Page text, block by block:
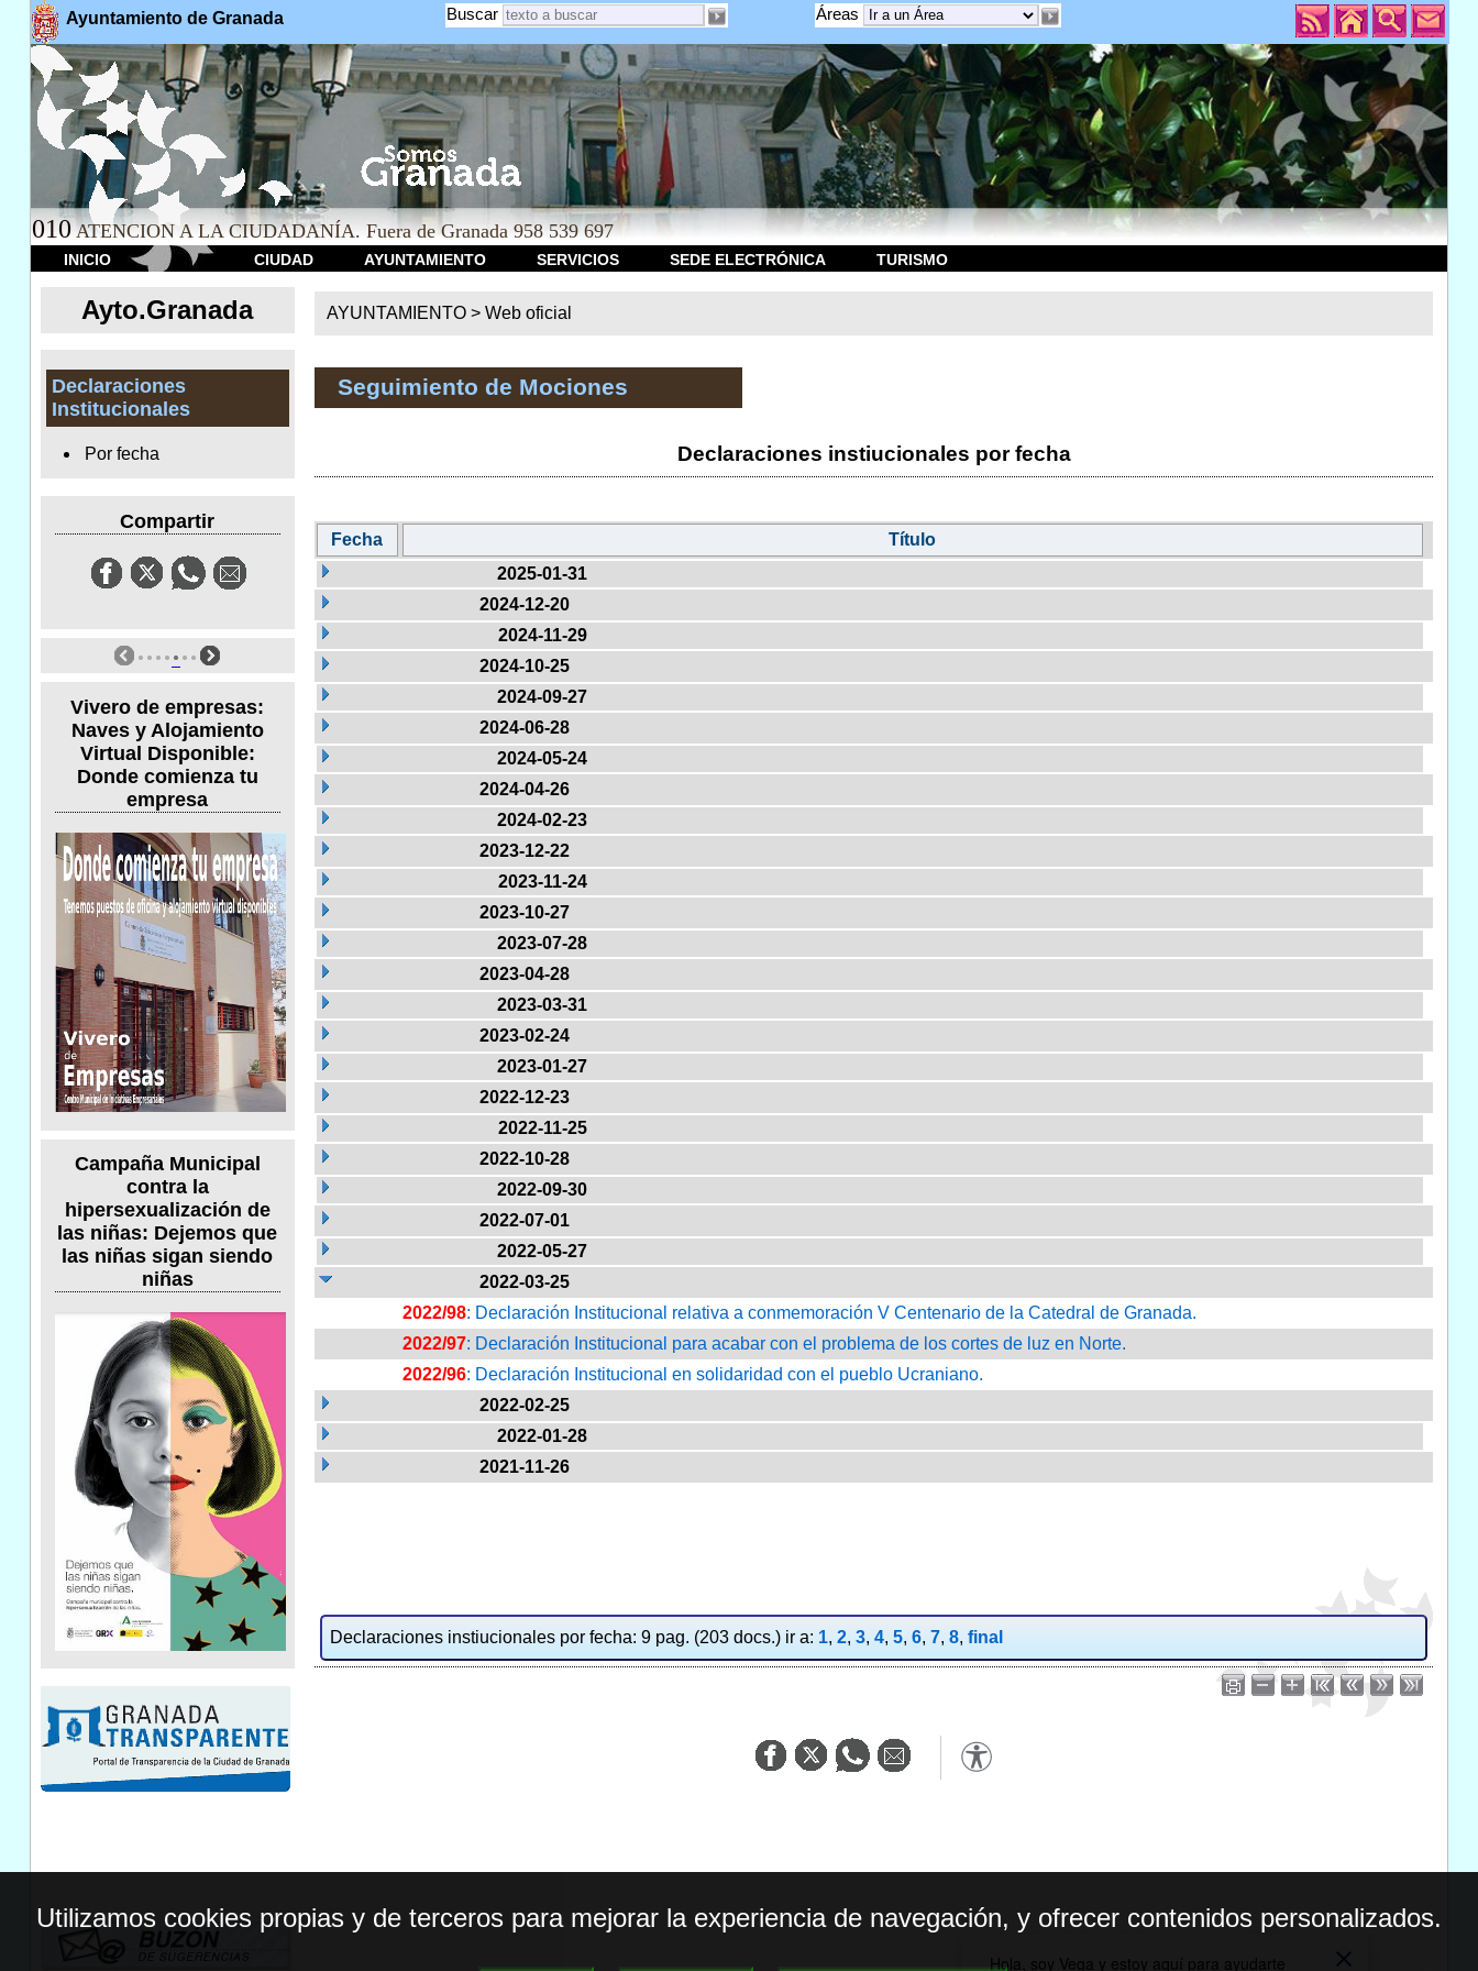
Ayuntamiento de Granada Áreas
Buscar
010 ATENCION A LA CIUDADANÍA. Fuera de Granada 958 539 697
INICIO CIUDAD AYUNTAMIENTO SERVICIOS SEDE ELECTRÓNICA TURISMO
Ayto.Granada
Declaraciones
Institucionales
Por fecha
Compartir
Vivero de empresas:
Naves y Alojamiento
Virtual Disponible:
Donde comienza tu
empresa
Campaña Municipal
contra la
hipersexualización de
las niñas: Dejemos que
las niñas sigan siendo
niñas
AYUNTAMIENTO > Web oficial
Seguimiento de Mociones
Declaraciones instiucionales por fecha
Fecha
Título
2025-01-31
2024-12-20
2024-11-29
2024-10-25
2024-09-27
2024-06-28
2024-05-24
2024-04-26
2024-02-23
2023-12-22
2023-11-24
2023-10-27
2023-07-28
2023-04-28
2023-03-31
2023-02-24
2023-01-27
2022-12-23
2022-11-25
2022-10-28
2022-09-30
2022-07-01
2022-05-27
2022-03-25
2022/98: Declaración Institucional relativa a conmemoración V Centenario de la Catedral de Granada.
2022/97: Declaración Institucional para acabar con el problema de los cortes de luz en Norte.
2022/96: Declaración Institucional en solidaridad con el pueblo Ucraniano.
2022-02-25
2022-01-28
2021-11-26
Declaraciones instiucionales por fecha: 9 pag. (203 docs.) ir a: 1, 2, 3, 4, 5, 6, 7, 8, final
Utilizamos cookies propias y de terceros para mejorar la experiencia de navegación, y ofrecer contenidos personalizados.